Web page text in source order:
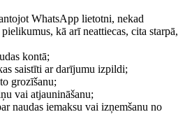
WhatsApp lietotni, nekad
kā arī neattiecas, cita starpā,
kontā;
saistīti ar darījumu izpildi;
grozīšanu;
vai atjaunināšanu;
naudas iemaksu vai izņemšanu no